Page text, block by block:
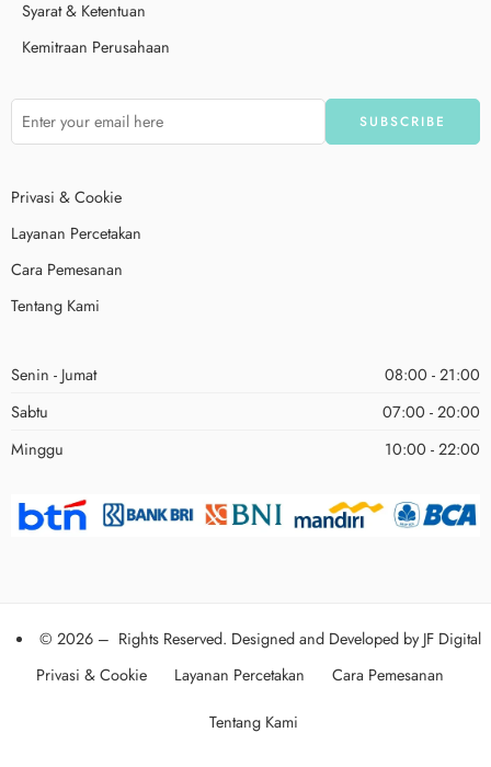
Syarat & Ketentuan
Kemitraan Perusahaan
Privasi & Cookie
Layanan Percetakan
Cara Pemesanan
Tentang Kami
Senin - Jumat
08:00 - 21:00
Sabtu
07:00 - 20:00
Minggu
10:00 - 22:00
© 2026 – Rights Reserved. Designed and Developed byJF Digital
Privasi & Cookie
Layanan Percetakan Cara Pemesanan
Tentang Kami